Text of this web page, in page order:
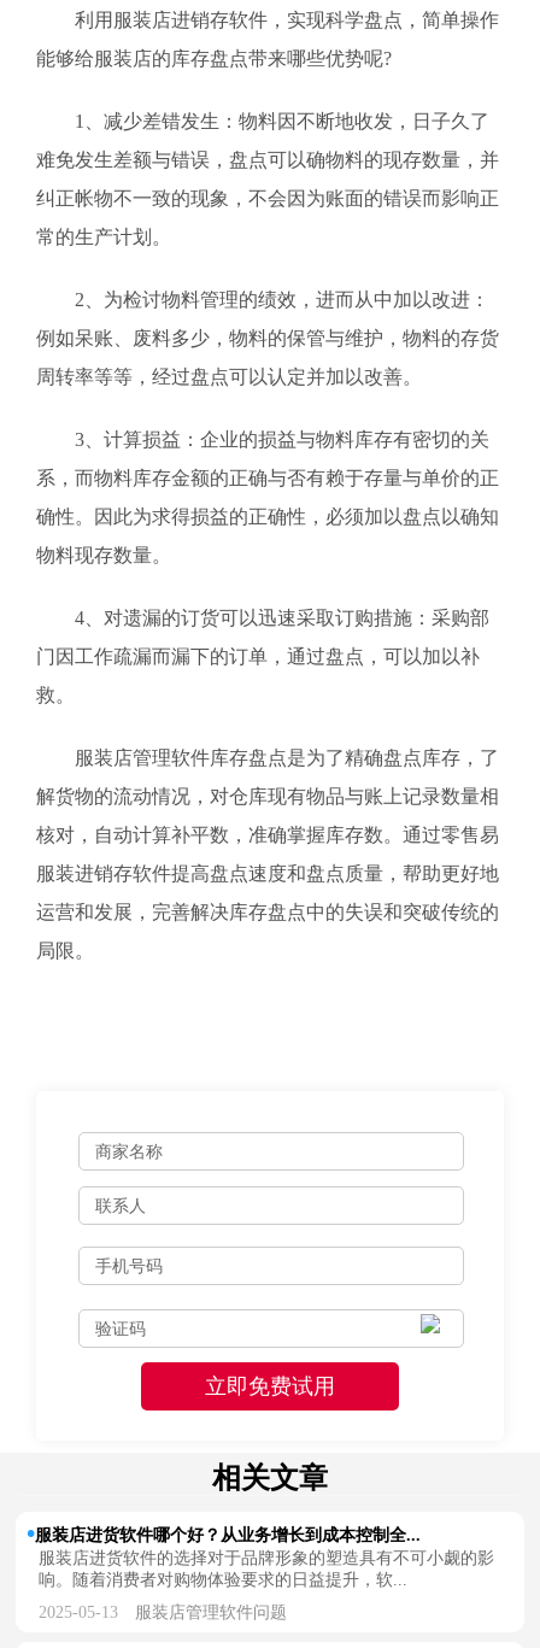
利用服装店进销存软件，实现科学盘点，简单操作
能够给服装店的库存盘点带来哪些优势呢?
1、减少差错发生：物料因不断地收发，日子久了
难免发生差额与错误，盘点可以确物料的现存数量，并
纠正帐物不一致的现象，不会因为账面的错误而影响正
常的生产计划。
2、为检讨物料管理的绩效，进而从中加以改进：
例如呆账、废料多少，物料的保管与维护，物料的存货
周转率等等，经过盘点可以认定并加以改善。
3、计算损益：企业的损益与物料库存有密切的关
系，而物料库存金额的正确与否有赖于存量与单价的正
确性。因此为求得损益的正确性，必须加以盘点以确知
物料现存数量。
4、对遗漏的订货可以迅速采取订购措施：采购部
门因工作疏漏而漏下的订单，通过盘点，可以加以补
救。
服装店管理软件库存盘点是为了精确盘点库存，了
解货物的流动情况，对仓库现有物品与账上记录数量相
核对，自动计算补平数，准确掌握库存数。通过零售易
服装进销存软件提高盘点速度和盘点质量，帮助更好地
运营和发展，完善解决库存盘点中的失误和突破传统的
局限。
相关文章
服装店进货软件哪个好？从业务增长到成本控制全...
服装店进货软件的选择对于品牌形象的塑造具有不可小觑的影
响。随着消费者对购物体验要求的日益提升，软...
2025-05-13 服装店管理软件问题